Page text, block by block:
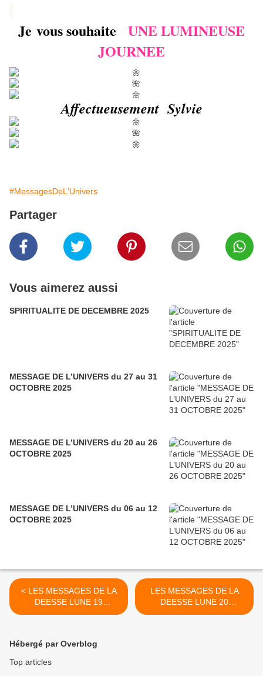
Je vous souhaite UNE LUMINEUSE
JOURNEE
Affectueusement Sylvie
#MessagesDeL'Univers
Partager
Vous aimerez aussi
SPIRITUALITE DE DECEMBRE 2025
MESSAGE DE L’UNIVERS du 27 au 31
OCTOBRE 2025
MESSAGE DE L’UNIVERS du 20 au 26
OCTOBRE 2025
MESSAGE DE L’UNIVERS du 06 au 12
OCTOBRE 2025
< LES MESSAGES DE LA
DEESSE LUNE 19
NOVEMBRE 2020
LES MESSAGES DE LA
DEESSE LUNE 20
NOVEMBRE 2020 >
Hébergé par Overblog
Top articles